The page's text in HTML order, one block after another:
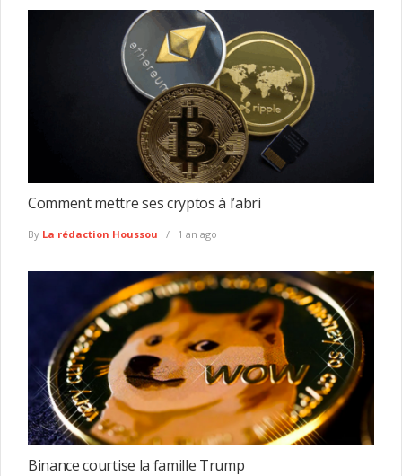
Comment mettre ses cryptos à l’abri
By La rédaction Houssou 1 an ago
Binance courtise la famille Trump